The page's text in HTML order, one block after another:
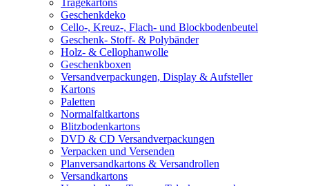
Tragekartons
Geschenkdeko
Cello-, Kreuz-, Flach- und Blockbodenbeutel
Geschenk- Stoff- & Polybänder
Holz- & Cellophanwolle
Geschenkboxen
Versandverpackungen, Display & Aufsteller
Kartons
Paletten
Normalfaltkartons
Blitzbodenkartons
DVD & CD Versandverpackungen
Verpacken und Versenden
Planversandkartons & Versandrollen
Versandkartons